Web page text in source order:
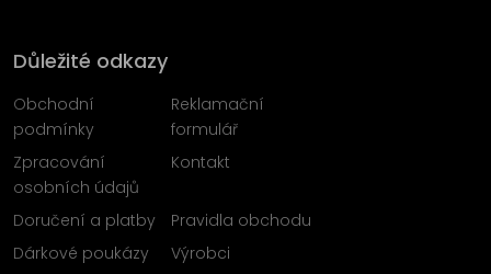
Důležité odkazy
Obchodní
podmínky
Reklamační
formulář
Zpracování
osobních údajů
Kontakt
Doručení a platby
Pravidla obchodu
Dárkové poukázy
Výrobci